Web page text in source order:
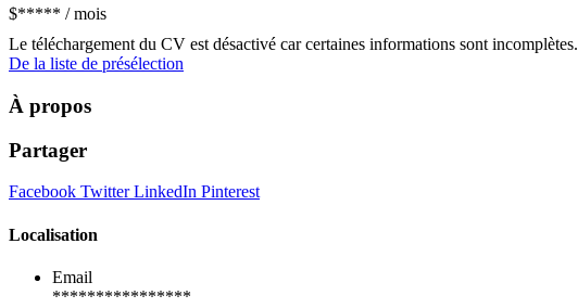
$***** / mois
Le téléchargement du CV est désactivé car certaines informations sont incomplètes.
De la liste de présélection
À propos
Partager
Facebook TwitterLinkedIn Pinterest
Localisation
Email
****************